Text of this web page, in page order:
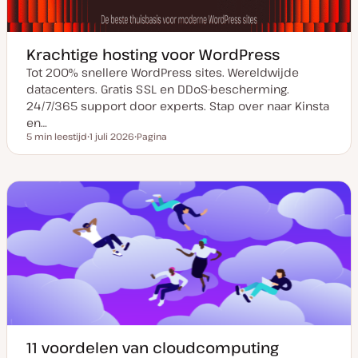
Krachtige hosting voor WordPress
Tot 200% snellere WordPress sites. Wereldwijde
datacenters. Gratis SSL en DDoS-bescherming.
24/7/365 support door experts. Stap over naar Kinsta
en…
Leestijd
5 min leestijd
a
m
a
n
u
p
a
e
1 juli 2026
o
t
p
e
Pagina
11 voordelen van cloudcomputing